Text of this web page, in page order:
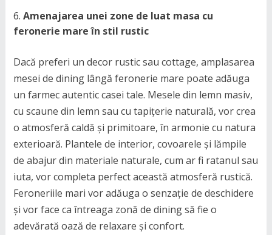
Amenajarea unei zone de luat masa cu
feronerie mare în stil rustic
Dacă preferi un decor rustic sau cottage, amplasarea
mesei de dining lângă feronerie mare poate adăuga
un farmec autentic casei tale. Mesele din lemn masiv,
cu scaune din lemn sau cu tapițerie naturală, vor crea
o atmosferă caldă și primitoare, în armonie cu natura
exterioară. Plantele de interior, covoarele și lămpile
de abajur din materiale naturale, cum ar fi ratanul sau
iuta, vor completa perfect această atmosferă rustică.
Feroneriile mari vor adăuga o senzație de deschidere
și vor face ca întreaga zonă de dining să fie o
adevărată oază de relaxare și confort.